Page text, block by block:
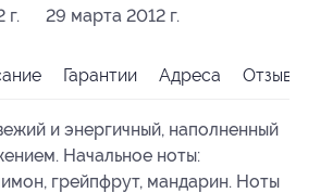
г. 29 марта 2012 г.
Гарантии Адреса Отзывы
и энергичный, наполненный
Начальное ноты:
грейпфрут, мандарин. Ноты